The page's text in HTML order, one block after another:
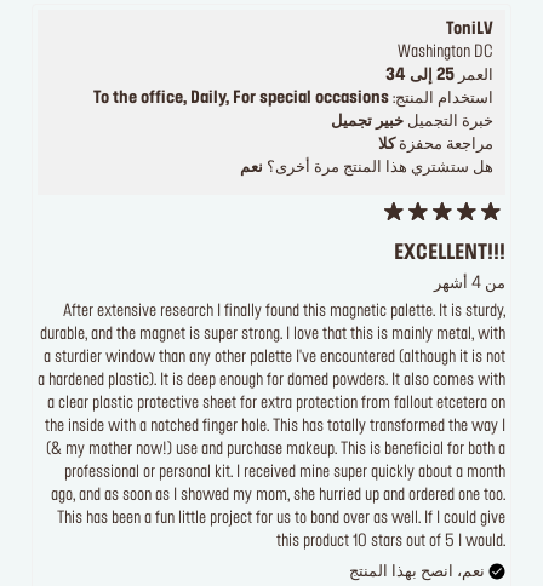
ToniLV
Washington DC
العمر 25 إلى 34
استخدام المنتج: To the office, Daily, For special occasions
خبرة التجميل خبير تجميل
مراجعة محفزةكلا
هل ستشتري هذا المنتج مرة أخرى؟ نعم
EXCELLENT!!!
من 4 أشهر
After extensive research I finally found this magnetic palette. It is sturdy,
durable, and the magnet is super strong. I love that this is mainly metal, with
a sturdier window than any other palette I've encountered (although it is not
a hardened plastic). It is deep enough for domed powders. It also comes with
a clear plastic protective sheet for extra protection from fallout etcetera on
the inside with a notched finger hole. This has totally transformed the way I
(& my mother now!) use and purchase makeup. This is beneficial for both a
professional or personal kit. I received mine super quickly about a month
ago, and as soon as I showed my mom, she hurried up and ordered one too.
This has been a fun little project for us to bond over as well. If I could give
this product 10 stars out of 5 I would.
نعم، انصح بهذا المنتج